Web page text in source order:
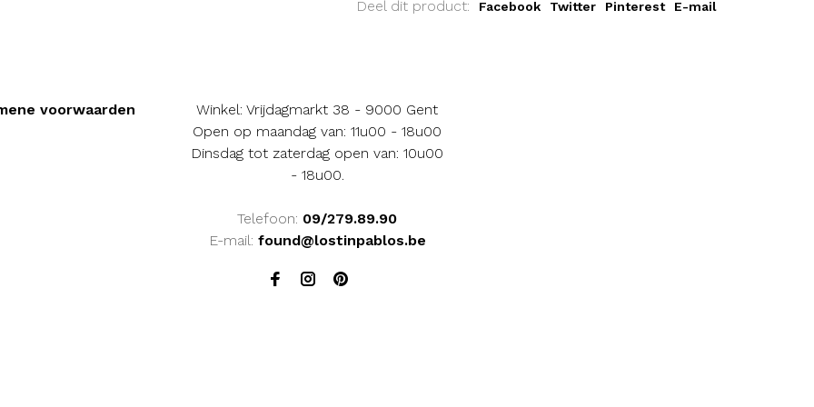
Deel dit product: Facebook Twitter Pinterest E-mail
voorwaarden
Winkel: Vrijdagmarkt 38 - 9000 Gent
Open op maandag van: 11u00 - 18u00
Dinsdag tot zaterdag open van: 10u00
- 18u00.
Telefoon: 09/279.89.90
E-mail: found@lostinpablos.be